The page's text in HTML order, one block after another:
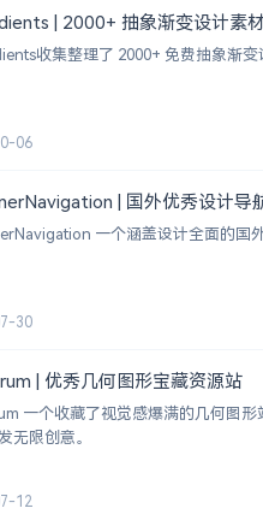
| 2000+ 抽象渐变设计素材
收集整理了 2000+ 免费抽象渐
06
| 国外优秀设计导
一个涵盖设计全面的国
30
| 优秀几何图形宝藏资源站
一个收藏了视觉感爆满的几何图
无限创意。
12